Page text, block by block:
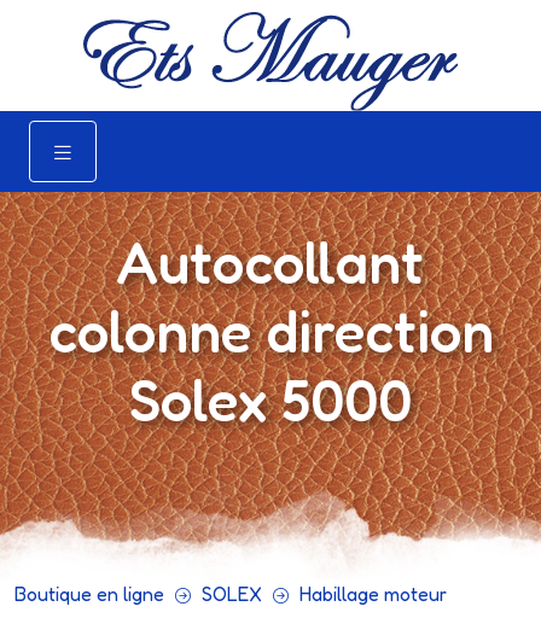
Autocollant
colonne direction
Solex 5000
Boutique en ligne SOLEX Habillage moteur